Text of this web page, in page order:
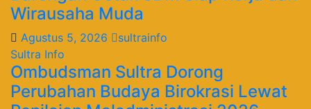
Wirausaha Muda
Agustus 5, 2026
sultrainfo
Sultra Info
Ombudsman Sultra Dorong
Perubahan Budaya Birokrasi Lewat